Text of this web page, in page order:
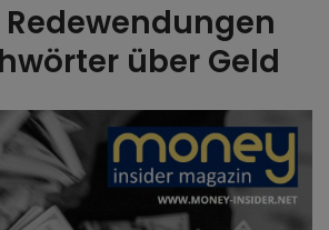
über Geld